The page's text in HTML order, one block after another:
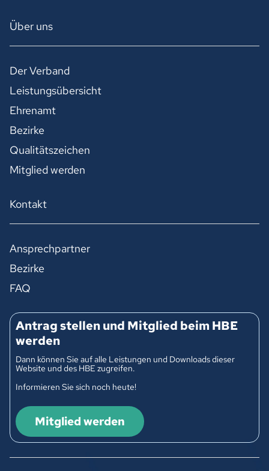
Über uns
Der Verband
Leistungsübersicht
Ehrenamt
Bezirke
Qualitätszeichen
Mitglied werden
Kontakt
Ansprechpartner
Bezirke
FAQ
Antrag stellen und Mitglied beim HBE
werden
Dann können Sie auf alle Leistungen und Downloads dieser
Website und des HBE zugreifen.
Informieren Sie sich noch heute!
Mitglied werden